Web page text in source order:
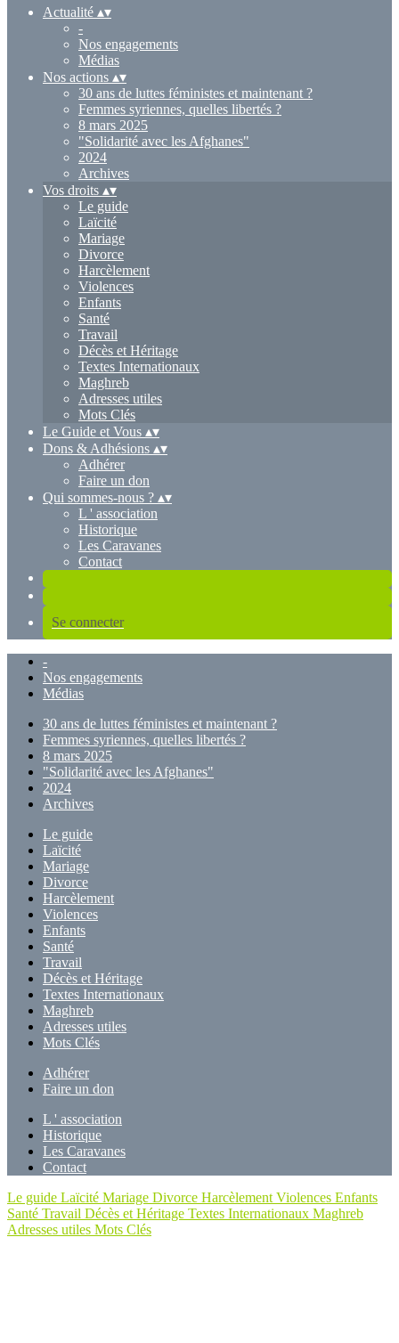
Actualité ▴▾
-
Nos engagements
Médias
Nos actions ▴▾
30 ans de luttes féministes et maintenant ?
Femmes syriennes, quelles libertés ?
8 mars 2025
"Solidarité avec les Afghanes"
2024
Archives
Vos droits ▴▾
Le guide
Laïcité
Mariage
Divorce
Harcèlement
Violences
Enfants
Santé
Travail
Décès et Héritage
Textes Internationaux
Maghreb
Adresses utiles
Mots Clés
Le Guide et Vous ▴▾
Dons & Adhésions ▴▾
Adhérer
Faire un don
Qui sommes-nous ? ▴▾
L ' association
Historique
Les Caravanes
Contact
Se connecter
-
Nos engagements
Médias
30 ans de luttes féministes et maintenant ?
Femmes syriennes, quelles libertés ?
8 mars 2025
"Solidarité avec les Afghanes"
2024
Archives
Le guide
Laïcité
Mariage
Divorce
Harcèlement
Violences
Enfants
Santé
Travail
Décès et Héritage
Textes Internationaux
Maghreb
Adresses utiles
Mots Clés
Adhérer
Faire un don
L ' association
Historique
Les Caravanes
Contact
Le guide Laïcité Mariage Divorce Harcèlement Violences Enfants
Santé Travail Décès et Héritage Textes Internationaux Maghreb
Adresses utiles Mots Clés